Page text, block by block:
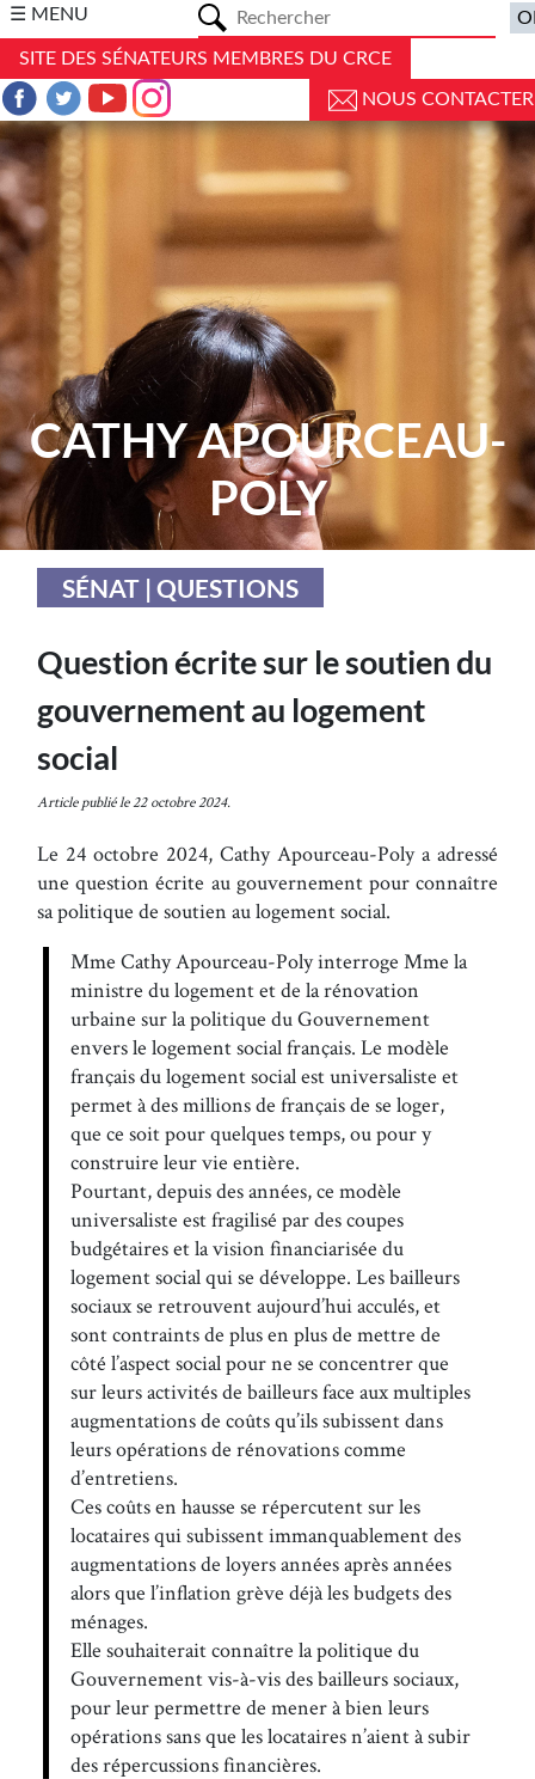
☰ MENU
SITE DES SÉNATEURS MEMBRES DU CRCE
NOUS CONTACTER
CATHY APOURCEAU-
POLY
SÉNAT | QUESTIONS
Question écrite sur le soutien du
gouvernement au logement
social
Article publié le 22 octobre 2024.
Le 24 octobre 2024, Cathy Apourceau-Poly a adressé
une question écrite au gouvernement pour connaître
sa politique de soutien au logement social.
Mme Cathy Apourceau-Poly interroge Mme la
ministre du logement et de la rénovation
urbaine sur la politique du Gouvernement
envers le logement social français. Le modèle
français du logement social est universaliste et
permet à des millions de français de se loger,
que ce soit pour quelques temps, ou pour y
construire leur vie entière.
Pourtant, depuis des années, ce modèle
universaliste est fragilisé par des coupes
budgétaires et la vision financiarisée du
logement social qui se développe. Les bailleurs
sociaux se retrouvent aujourd’hui acculés, et
sont contraints de plus en plus de mettre de
côté l’aspect social pour ne se concentrer que
sur leurs activités de bailleurs face aux multiples
augmentations de coûts qu’ils subissent dans
leurs opérations de rénovations comme
d’entretiens.
Ces coûts en hausse se répercutent sur les
locataires qui subissent immanquablement des
augmentations de loyers années après années
alors que l’inflation grève déjà les budgets des
ménages.
Elle souhaiterait connaître la politique du
Gouvernement vis-à-vis des bailleurs sociaux,
pour leur permettre de mener à bien leurs
opérations sans que les locataires n’aient à subir
des répercussions financières.